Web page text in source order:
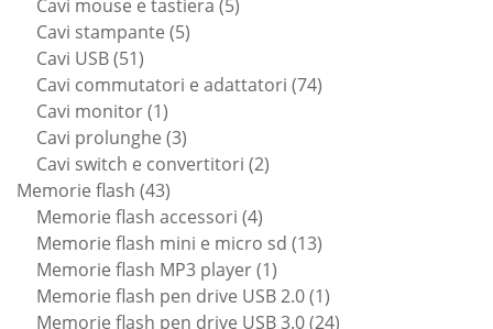
Cavi mouse e tastiera 5
Cavi stampante 55
Cavi USB 5151
prodotti
Cavi commutatori e adattatori 7474
Cavi monitor 11
prodotto
Cavi prolunghe 33
prodotti
Cavi switch e convertitori 22
Memorie flash 4343
prodotti
Memorie flash accessori 44
prodotti
Memorie flash mini e micro sd 1313
Memorie flash MP3 player 11
prodotto
Memorie flash pen drive USB 2.0 11
prodotto
Memorie flash pen drive USB 3.0 2424